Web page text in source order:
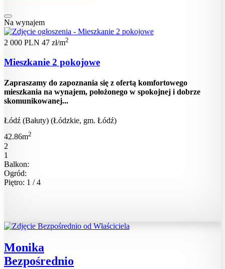
Na wynajem
2 000 PLN 47 zł/m2
Mieszkanie 2 pokojowe
Zapraszamy do zapoznania się z ofertą komfortowego
mieszkania na wynajem, położonego w spokojnej i dobrze
skomunikowanej...
Łódź (Bałuty) (Łódzkie, gm. Łódź)
42.86m2
2
1
Balkon:
Ogród:
Piętro: 1 / 4
Monika
Bezpośrednio